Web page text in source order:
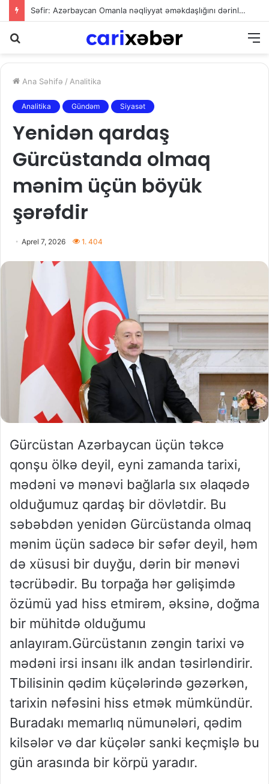
Səfir: Azərbaycan Omanla nəqliyyat əməkdaşlığını dərinləşdirməyə hazırdır
Ana Səhifə / Analitika
Analitika Gündəm Siyasət
Yenidən qardaş
Gürcüstanda olmaq
mənim üçün böyük
şərəfdir
Aprel 7, 2026 1. 404
Gürcüstan Azərbaycan üçün təkcə
qonşu ölkə deyil, eyni zamanda tarixi,
mədəni və mənəvi bağlarla sıx əlaqədə
olduğumuz qardaş bir dövlətdir. Bu
səbəbdən yenidən Gürcüstanda olmaq
mənim üçün sadəcə bir səfər deyil, həm
də xüsusi bir duyğu, dərin bir mənəvi
təcrübədir. Bu torpağa hər gəlişimdə
özümü yad hiss etmirəm, əksinə, doğma
bir mühitdə olduğumu
anlayıram.Gürcüstanın zəngin tarixi və
mədəni irsi insanı ilk andan təsirləndirir.
Tbilisinin qədim küçələrində gəzərkən,
tarixin nəfəsini hiss etmək mümkündür.
Buradakı memarlıq nümunələri, qədim
kilsələr və dar küçələr sanki keçmişlə bu
gün arasında bir körpü yaradır.